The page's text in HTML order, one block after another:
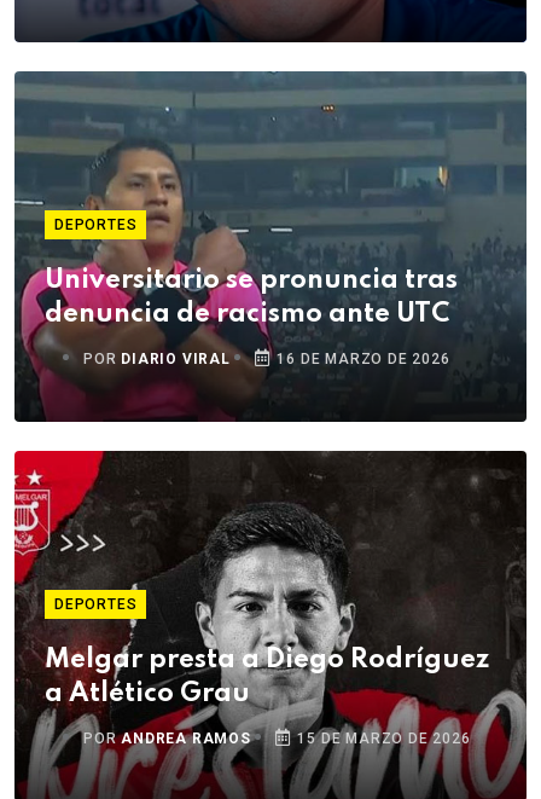
DEPORTES
Universitario se pronuncia tras
denuncia de racismo ante UTC
POR DIARIO VIRAL 16 DE MARZO DE 2026
DEPORTES
Melgar presta a Diego Rodríguez
a Atlético Grau
PORANDREA RAMOS 15 DE MARZO DE 2026